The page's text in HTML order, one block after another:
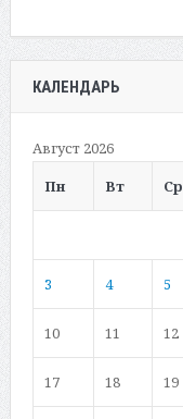
КАЛЕНДАРЬ
Август 2026
Пн
Вт Ср
3 4 5
10 11 12
17 18 19